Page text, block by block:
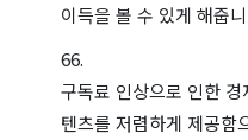
이득을 볼 수 있게 해줍
구독료 인상으로 인한
텐츠를 저렴하게 제공함